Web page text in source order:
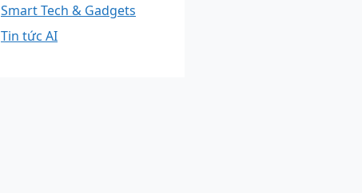
Smart Tech & Gadgets
Tin tức AI